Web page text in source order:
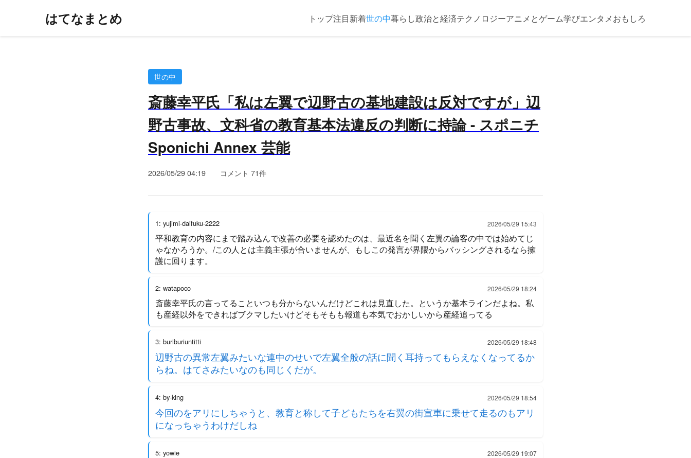
はてなまとめ トップ注目新着世の中暮らし政治と経済テクノロジーアニメとゲーム学びエンタメおもしろ
世の中
斎藤幸平氏「私は左翼で辺野古の基地建設は反対ですが」辺
野古事故、文科省の教育基本法違反の判断に持論 - スポニチ
Sponichi Annex 芸能
2026/05/29 04:19 コメント 71件
1: yujimi-daifuku-2222 2026/05/29 15:43
平和教育の内容にまで踏み込んで改善の必要を認めたのは、最近名を聞く左翼の論客の中では始めてじ
ゃなかろうか。/この人とは主義主張が合いませんが、もしこの発言が界隈からバッシングされるなら擁
護に回ります。
2: watapoco 2026/05/29 18:24
斎藤幸平氏の言ってることいつも分からないんだけどこれは見直した。というか基本ラインだよね。私
も産経以外をできればブクマしたいけどそもそもも報道も本気でおかしいから産経追ってる
3: buriburiuntitti 2026/05/29 18:48
辺野古の異常左翼みたいな連中のせいで左翼全般の話に聞く耳持ってもらえなくなってるか
らね。はてさみたいなのも同じくだが。
4: by-king 2026/05/29 18:54
今回のをアリにしちゃうと、教育と称して子どもたちを右翼の街宣車に乗せて走るのもアリ
になっちゃうわけだしね
5: yowie 2026/05/29 19:07